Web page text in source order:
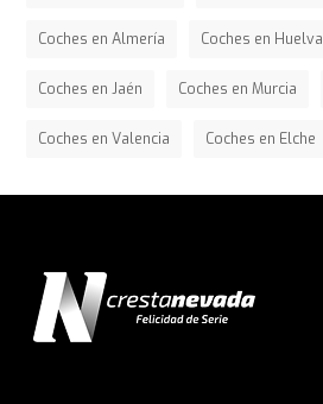
Coches en Almería Coches en Huelva
Coches en Jaén Coches en Murcia
Coches en Valencia Coches en Elche